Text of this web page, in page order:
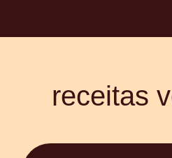
receitas